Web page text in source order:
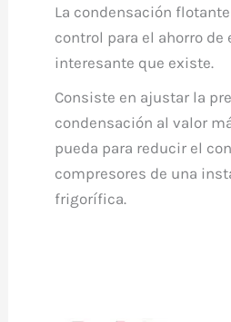
La condensación
control para el ahorro de
interesante que existe.
Consiste en ajustar la
condensación al valor
pueda para reducir el
compresores de una
frigorífica.